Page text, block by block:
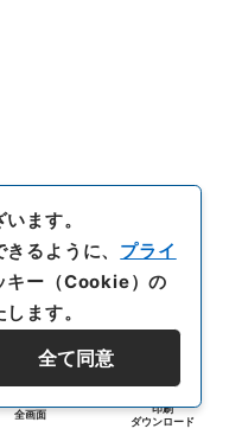
全画面
印刷
ダウンロード
ます。
るように、 プライ
キー（Cookie）の
ます。
全て同意